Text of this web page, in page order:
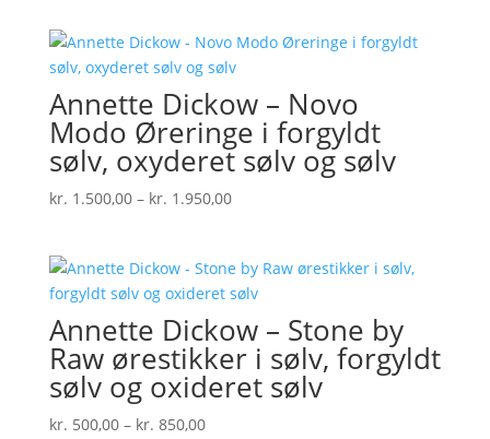
Annette Dickow – Novo
Modo Øreringe i forgyldt
sølv, oxyderet sølv og sølv
kr. 1.500,00 – kr. 1.950,00Prisinterval:
kr. 1.950,00
Annette Dickow – Stone by
Raw ørestikker i sølv, forgyldt
sølv og oxideret sølv
kr. 500,00 – kr. 850,00Prisinterval: